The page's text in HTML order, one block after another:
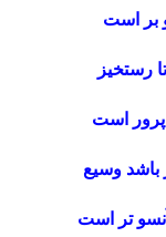
بر است
رستخیز
پرور است
باشد وسیع
تر است